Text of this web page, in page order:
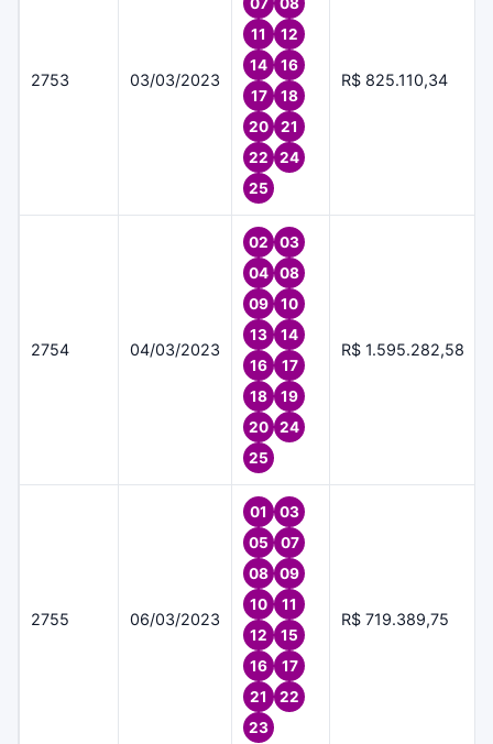
2753 03/03/2023
11
12
14
16
17
18
20
21
22
24
25
R$ 825.110,34
2754 04/03/2023
02
03
04
08
09
10
13
14
16
17
18
19
20
24
25
R$ 1.595.282,58
2755 06/03/2023
01
03
05
07
08
09
10
11
12
15
16
17
21
22
23
R$ 719.389,75